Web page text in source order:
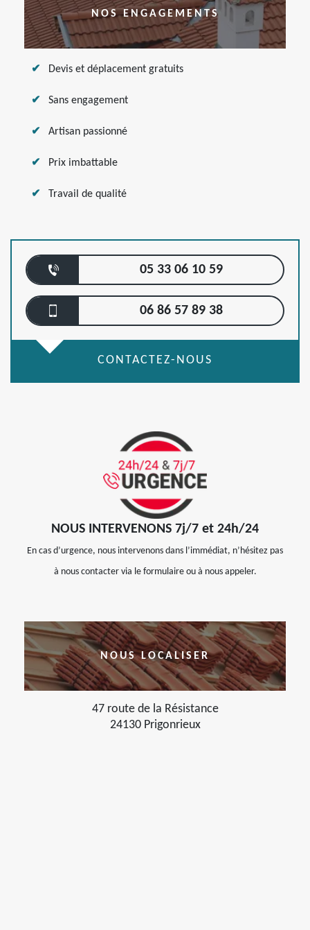
NOS ENGAGEMENTS
Devis et déplacement gratuits
Sans engagement
Artisan passionné
Prix imbattable
Travail de qualité
05 33 06 10 59
06 86 57 89 38
CONTACTEZ-NOUS
NOUS INTERVENONS 7j/7 et 24h/24
En cas d’urgence, nous intervenons dans l’immédiat, n’hésitez pas
à nous contacter via le formulaire ou à nous appeler.
NOUS LOCALISER
47 route de la Résistance
24130 Prigonrieux